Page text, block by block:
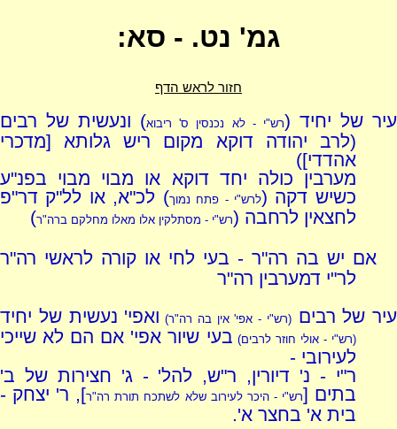
גמ' נט. - סא:
חזור לראש הדף
עיר של יחיד (רש"י - לא נכנסין ס' ריבוא) ונעשית של רבים
(לרב יהודה דוקא מקום ריש גלותא [מדכרי
אהדדי])
מערבין כולה יחד דוקא או מבוי מבוי בפנ"ע
כשיש דקה (לרש"י - פתח נמוך) לכ"א, או לל"ק דר"פ
לחצאין לרחבה (רש"י - מסתלקין אלו מאלו מחלקם ברה"ר)
אם יש בה רה"ר - בעי לחי או קורה לראשי רה"ר
לר"י דמערבין רה"ר
עיר של רבים(רש"י - אפי' אין בה רה"ר) ואפי' נעשית של יחיד
(רש"י - אולי חוזר לרבים) בעי שיור אפי' אם הם לא שייכי
לעירובי -
ר"י - נ' דיורין, ר"ש, להל' - ג' חצירות של ב'
בתים [רש"י - היכר לעירוב שלא לשתכח תורת רה"ר], ר' יצחק -
בית א' בחצר א'.